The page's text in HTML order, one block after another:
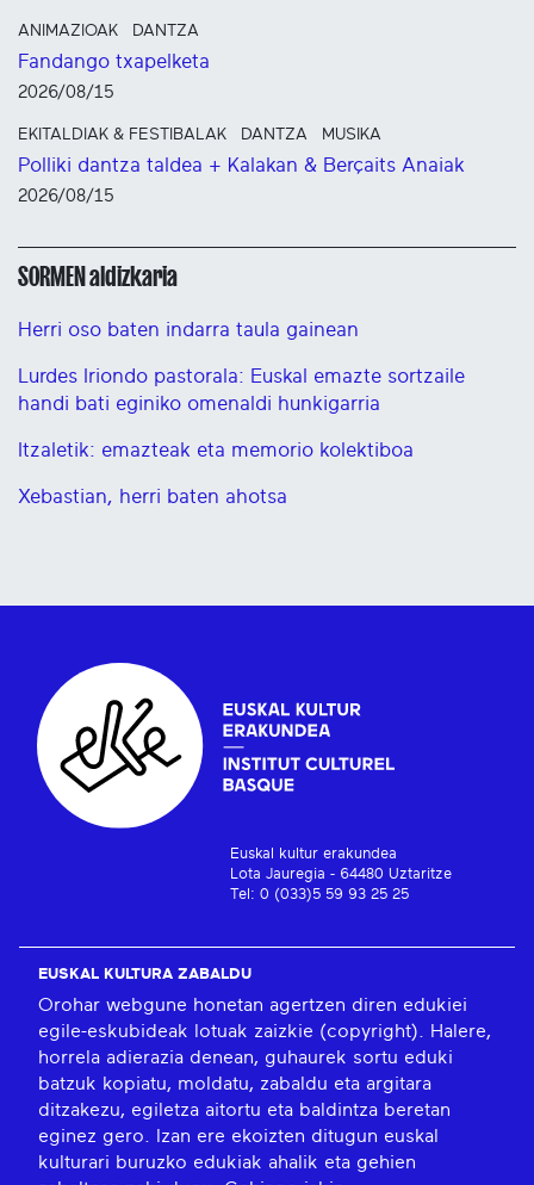
ANIMAZIOAK DANTZA
Fandango txapelketa
2026/08/15
EKITALDIAK & FESTIBALAK DANTZA MUSIKA
Polliki dantza taldea + Kalakan & Berçaits Anaiak
2026/08/15
SORMEN aldizkaria
Herri oso baten indarra taula gainean
Lurdes Iriondo pastorala: Euskal emazte sortzaile
handi bati eginiko omenaldi hunkigarria
Itzaletik: emazteak eta memorio kolektiboa
Xebastian, herri baten ahotsa
Euskal kultur erakundea
Lota Jauregia - 64480 Uztaritze
Tel: 0 (033)5 59 93 25 25
EUSKAL KULTURA ZABALDU
Orohar webgune honetan agertzen diren edukiei
egile-eskubideak lotuak zaizkie (copyright). Halere,
horrela adierazia denean, guhaurek sortu eduki
batzuk kopiatu, moldatu, zabaldu eta argitara
ditzakezu, egiletza aitortu eta baldintza beretan
eginez gero. Izan ere ekoizten ditugun euskal
kulturari buruzko edukiak ahalik eta gehien